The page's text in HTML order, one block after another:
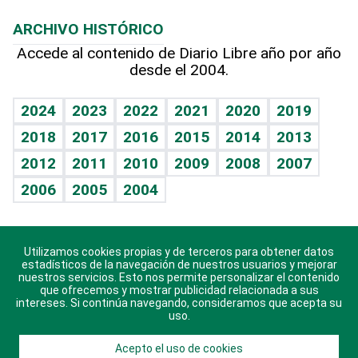
Hablando con el pediatra
Vida y familia
Eñe
Celebrando la vida
Sin complejos
En pocas palabras
Escuchando al corazón
Economía Personal
Línea de hit
BRV
TBT Deportivo
Columnistas
Más firmas
Hecho en casa
Guía del dinero
Cumpleaños
Horóscopos
Juegos
ARCHIVO HISTÓRICO
Accede al contenido de Diario Libre año por año
desde el 2004.
2024 2023 2022 2021 2020
2019
2018
2017 2016 2015 2014
2013
2012
2011 2010 2009 2008
2007
2006
2005 2004
Descarga nuestras aplicaciones para Android, iOS y
sistema Huawei.
Utilizamos cookies propias y de terceros para obtener datos
estadísticos de la navegación de nuestros usuarios y mejorar
nuestros servicios. Esto nos permite personalizar el contenido
que ofrecemos y mostrar publicidad relacionada a sus
intereses. Si continúa navegando, consideramos que acepta su
uso.
Acepto el uso de cookies